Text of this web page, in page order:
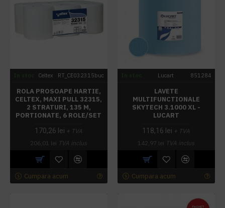
Celtex RT_CE032315buc
ROLA PROSOAPE HARTIE,
CELTEX, MAXI PULL 32315,
2 STRATURI, 135 M,
PORTIONATE, 6 ROLE/SET
170,26 lei + TVA
206,01 lei TVA inclus
Cumpara acum
Lucart 851284
LAVETE
MULTIFUNCTIONALE
SKYTECH 3.1000 XL -
LUCART
118,16 lei + TVA
142,97 lei TVA inclus
Cumpara acum